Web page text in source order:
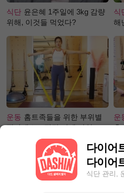
식단 윤은혜 1주일에 3kg 감량
위해, 이것들 먹었다?
식
해
운동 홈트족들을 위한 부위별
필라테스 – 직각 어깨 라인 만
운
홈
다이어
다이어
식단 관리,